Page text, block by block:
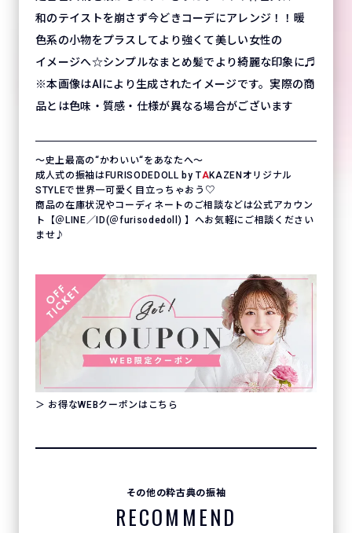
和のテイストを崩さず今どきコーデにアレンジ！！暖
色系の小物をプラスしてより強くて美しい女性の
イメージへ☆シンプルなまとめ髪でより綺麗な印象に♬
※本画像はAIにより生成されたイメージです。実際の商
品とは色味・質感・仕様が異なる場合がございます
〜史上最高の“かわいい“をあなたへ〜
成人式の振袖はFURISODEDOLL by TAKAZENオリジナル
STYLEで世界一可愛く目立っちゃおう♡
商品の在庫状況やコーディネートのご相談などは公式アカウン
ト【＠LINE／ID(＠furisodedoll) 】へお気軽にご相談ください
ませ♪
＞ お得なWEBクーポンはこちら
その他の粋古典の振袖
RECOMMEND